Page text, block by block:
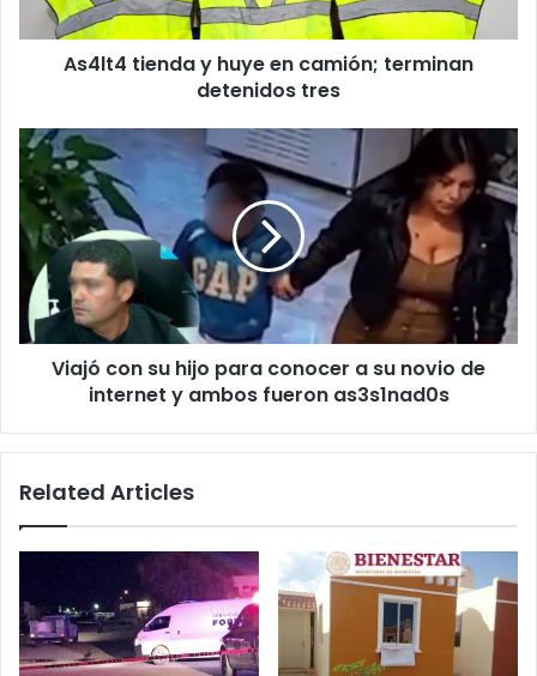
detenidos
tres
As4lt4 tienda y huye en camión; terminan
detenidos tres
Viajó
con
su
hijo
para
conocer
su
novio
as3s1nad0s
Viajó con su hijo para conocer a su novio de
internet y ambos fueron as3s1nad0s
Related Articles